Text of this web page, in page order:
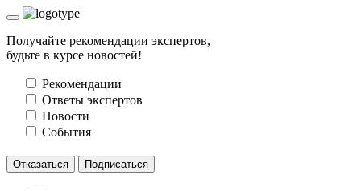
Получайте рекомендации экспертов,
будьте в курсе новостей!
Рекомендации
Ответы экспертов
Новости
События
Отказаться Подписаться